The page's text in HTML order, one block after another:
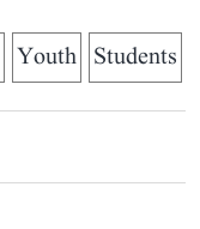
Students
Youth